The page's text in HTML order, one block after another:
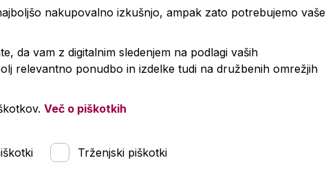
12. 8. 2026*
nakupovalno izkušnjo, ampak zato potrebujemo vaše
da vam z digitalnim sledenjem na podlagi vaših
relevantno ponudbo in izdelke tudi na družbenih omrežjih
Več o piškotkih
Trženjski piškotki